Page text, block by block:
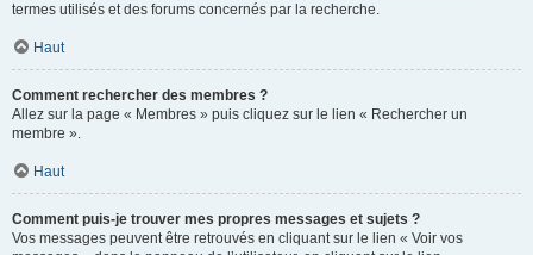
termes utilisés et des forums concernés par la recherche.
Haut
Comment rechercher des membres ?
Allez sur la page « Membres » puis cliquez sur le lien « Rechercher un
membre ».
Haut
Comment puis-je trouver mes propres messages et sujets ?
Vos messages peuvent être retrouvés en cliquant sur le lien « Voir vos